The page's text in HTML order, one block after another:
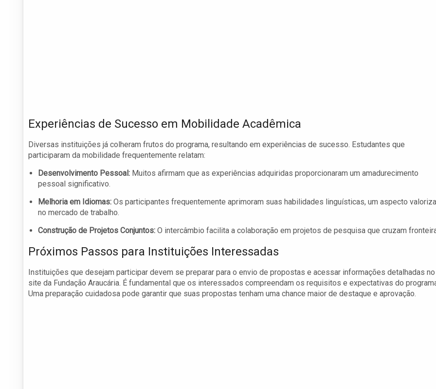
Experiências de Sucesso em Mobilidade Acadêmica
Diversas instituições já colheram frutos do programa, resultando em experiências de sucesso. Estudantes que
participaram da mobilidade frequentemente relatam:
Desenvolvimento Pessoal: Muitos afirmam que as experiências adquiridas proporcionaram um amadurecimento
pessoal significativo.
Melhoria em Idiomas: Os participantes frequentemente aprimoram suas habilidades linguísticas, um aspecto
no mercado de trabalho.
Construção de Projetos Conjuntos: O intercâmbio facilita a colaboração em projetos de pesquisa que cruzam
Próximos Passos para Instituições Interessadas
Instituições que desejam participar devem se preparar para o envio de propostas e acessar informações detalhadas no
site da Fundação Araucária. É fundamental que os interessados compreendam os requisitos e expectativas do
Uma preparação cuidadosa pode garantir que suas propostas tenham uma chance maior de destaque e aprovação.